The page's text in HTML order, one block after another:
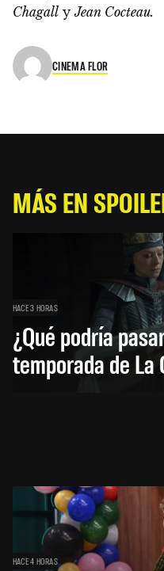
Chagall yJean Cocteau.
CINEMA FLOR
MÁS EN
HACE 3 HORAS
¿Qué podría
temporada de La
HACE 4 HORAS